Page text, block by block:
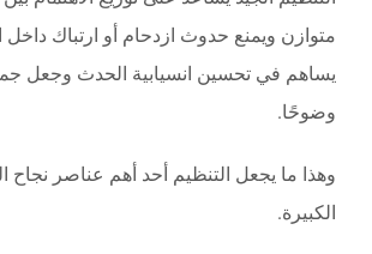
متوازن ويمنع حدوث ازدحام أو ارتباك داخل
يساهم في تحسين انسيابية الحدث وجعل
وضوحًا.
وهذا ما يجعل التنظيم أحد أهم عناصر نجاح
الكبيرة.